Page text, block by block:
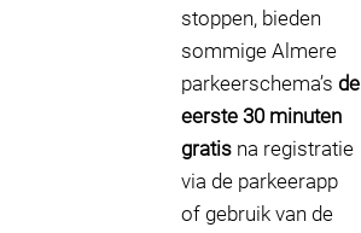
stoppen, bieden
sommige Almere
parkeerschema’s de
eerste 30 minuten
gratis na registratie
via de parkeerapp
of gebruik van de